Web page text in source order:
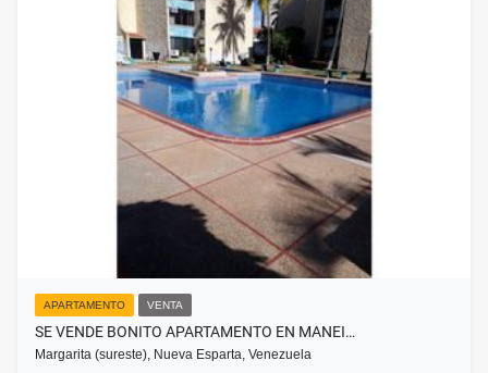
APARTAMENTO VENTA
SE VENDE BONITO APARTAMENTO EN MANEI…
Margarita (sureste), Nueva Esparta, Venezuela